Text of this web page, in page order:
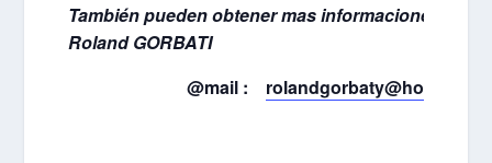
También pueden obtener mas informaciones
Roland GORBATI
@mail : rolandgorbaty@hotmail.fr